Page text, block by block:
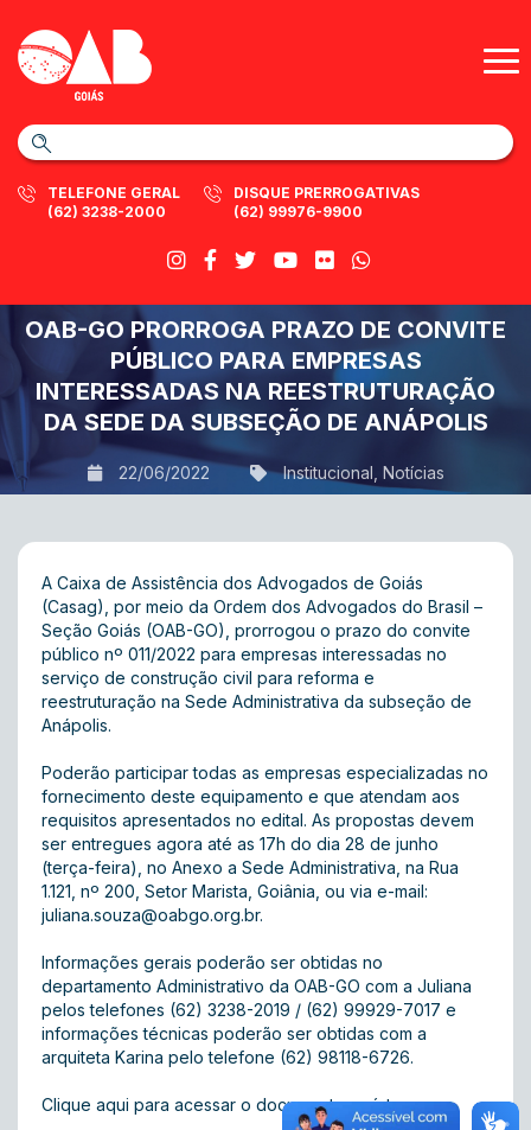
TELEFONE GERAL
(62) 3238-2000
DISQUE PRERROGATIVAS
(62) 99976-9900
OAB-GO PRORROGA PRAZO DE CONVITE
PÚBLICO PARA EMPRESAS
INTERESSADAS NA REESTRUTURAÇÃO
DA SEDE DA SUBSEÇÃO DE ANÁPOLIS
22/06/2022 Institucional Notícias
A Caixa de Assistência dos Advogados de Goiás
(Casag), por meio da Ordem dos Advogados do Brasil –
Seção Goiás (OAB-GO), prorrogou o prazo do convite
público nº 011/2022 para empresas interessadas no
serviço de construção civil para reforma e
reestruturação na Sede Administrativa da subseção de
Anápolis.
Poderão participar todas as empresas especializadas no
fornecimento deste equipamento e que atendam aos
requisitos apresentados no edital. As propostas devem
ser entregues agora até as 17h do dia 28 de junho
(terça-feira), no Anexo a Sede Administrativa, na Rua
1.121, nº 200, Setor Marista, Goiânia, ou via e-mail:
juliana.souza@oabgo.org.br.
Informações gerais poderão ser obtidas no
departamento Administrativo da OAB-GO com a Juliana
pelos telefones (62) 3238-2019 / (62) 99929-7017 e
informações técnicas poderão ser obtidas com a
arquiteta Karina pelo telefone (62) 98118-6726.
Clique aqui para acessar o documento na íntegra